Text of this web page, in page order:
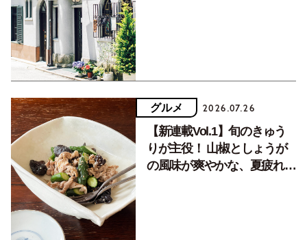
グルメ 2026.07.26
【新連載Vol.1】旬のきゅう
りが主役！ 山椒としょうが
の風味が爽やかな、夏疲れを